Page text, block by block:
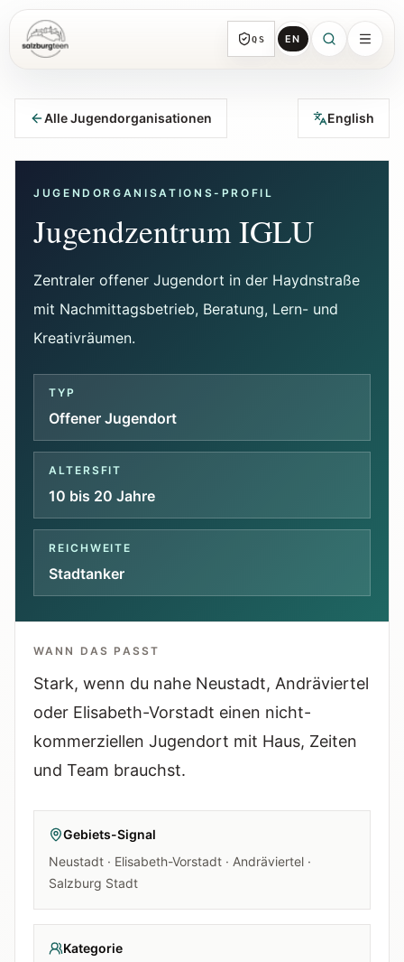
SalzburgTeen QS EN
Rubriken
Von jeder Seite direkt zur nächsten
brauchbaren Spur.
Kalender
Jugendrelevante Termine, Schnupperstunden
Tools
Orientierungshilfen.
Alle Jugendorganisationen English
JUGENDORGANISATIONS-PROFIL
Jugendzentrum IGLU
Zentraler offener Jugendort in der Haydnstraße
mit Nachmittagsbetrieb, Beratung, Lern- und
Kreativräumen.
TYP
Offener Jugendort
ALTERSFIT
10 bis 20 Jahre
REICHWEITE
Stadtanker
WANN DAS PASST
Stark, wenn du nahe Neustadt, Andräviertel
oder Elisabeth-Vorstadt einen nicht-
kommerziellen Jugendort mit Haus, Zeiten
und Team brauchst.
Gebiets-Signal
Neustadt · Elisabeth-Vorstadt · Andräviertel ·
Salzburg Stadt
Kategorie